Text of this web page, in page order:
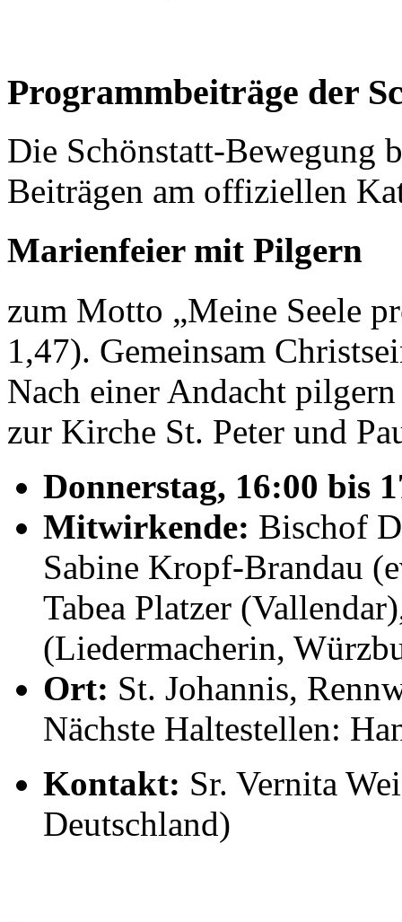
Programmbeiträge der
Die Schönstatt-Bewegung
Beiträgen am offiziellen
Marienfeier mit Pilgern
zum Motto „Meine Seele
1,47). Gemeinsam
Nach einer Andacht
zur Kirche St. Peter und
Donnerstag, 16:00 bis
Mitwirkende: Bischof
Sabine Kropf-Brandau
Tabea Platzer
(Liedermacherin,
Ort: St. Johannis,
Nächste Haltestellen:
Kontakt: Sr. Vernita
Deutschland)